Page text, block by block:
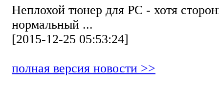
Неплохой тюнер для РС - хотя
нормальный ...
[2015-12-25 05:53:24]
полная версия новости >>